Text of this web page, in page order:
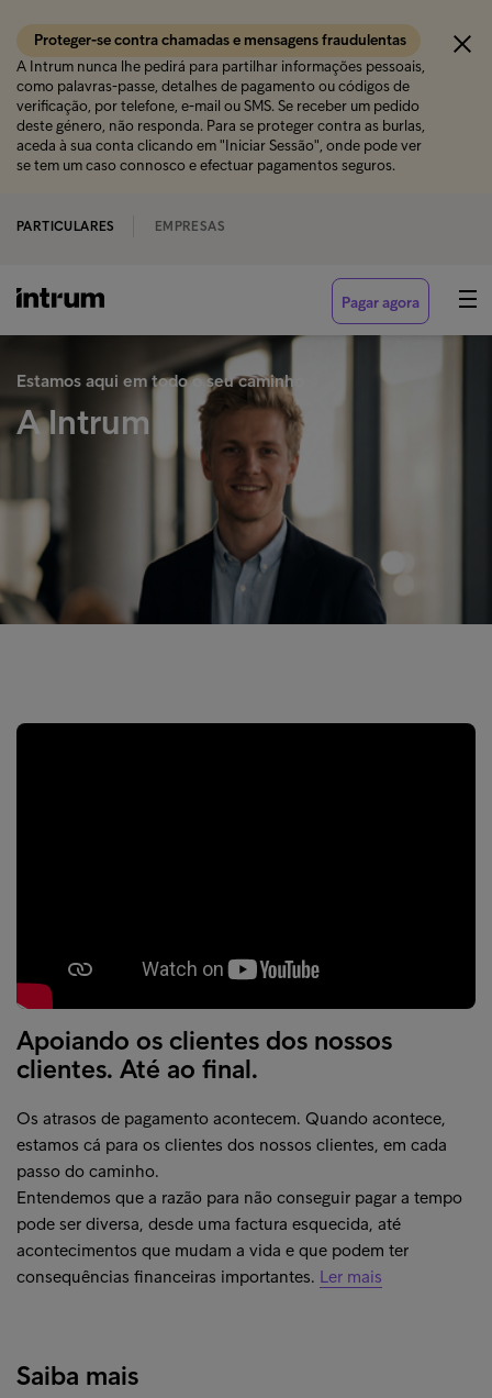
Proteger-se contra chamadas e mensagens fraudulentas
A Intrum nunca lhe pedirá para partilhar informações pessoais,
como palavras-passe, detalhes de pagamento ou códigos de
verificação, por telefone, e-mail ou SMS. Se receber um pedido
deste género, não responda. Para se proteger contra as burlas,
aceda à sua conta clicando em "Iniciar Sessão", onde pode ver
se tem um caso connosco e efectuar pagamentos seguros.
PARTICULARES EMPRESAS
Pagar agora
Estamos aqui em todo o seu caminho
A Intrum
Apoiando os clientes dos nossos
clientes. Até ao final.
Os atrasos de pagamento acontecem. Quando acontece,
estamos cá para os clientes dos nossos clientes, em cada
passo do caminho.
Entendemos que a razão para não conseguir pagar a tempo
pode ser diversa, desde uma factura esquecida, até
acontecimentos que mudam a vida e que podem ter
consequências financeiras importantes. Ler mais
Saiba mais